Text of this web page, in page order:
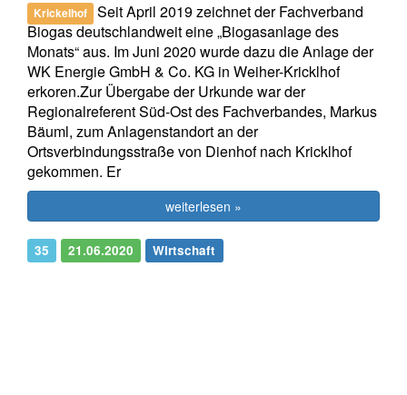
Krickelhof
Seit April 2019 zeichnet der Fachverband
Biogas deutschlandweit eine „Biogasanlage des
Monats“ aus. Im Juni 2020 wurde dazu die Anlage der
WK Energie GmbH & Co. KG in Weiher-Kricklhof
erkoren.Zur Übergabe der Urkunde war der
Regionalreferent Süd-Ost des Fachverbandes, Markus
Bäuml, zum Anlagenstandort an der
Ortsverbindungsstraße von Dienhof nach Kricklhof
gekommen. Er
weiterlesen »
35 21.06.2020 Wirtschaft